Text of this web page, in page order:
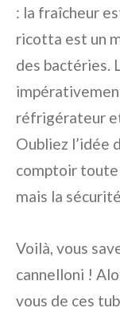
: la fraîcheur
ricotta est un
des bactéries.
réfrigérateur
Oubliez l’idée
comptoir toute
mais la
Voilà, vous
cannelloni !
vous de ces